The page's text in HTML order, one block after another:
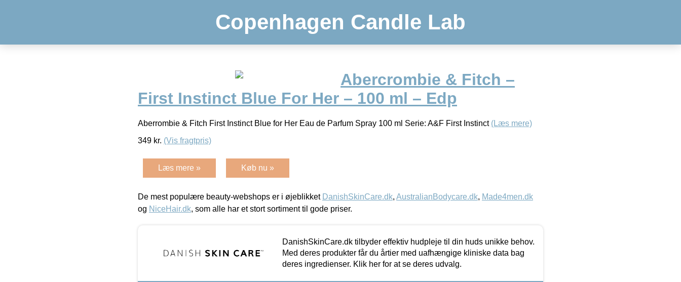
Copenhagen Candle Lab
Abercrombie & Fitch –
First Instinct Blue For Her – 100 ml – Edp
Aberrombie & Fitch First Instinct Blue for Her Eau de Parfum Spray 100 ml Serie: A&F First Instinct (Læs mere)
349 kr. (Vis fragtpris)
Læs mere » Køb nu »
De mest populære beauty-webshops er i øjeblikket DanishSkinCare.dk, AustralianBodycare.dk, Made4men.dk
og NiceHair.dk, som alle har et stort sortiment til gode priser.
DanishSkinCare.dk tilbyder effektiv hudpleje til din huds unikke behov.
Med deres produkter får du årtier med uafhængige kliniske data bag
deres ingredienser. Klik her for at se deres udvalg.